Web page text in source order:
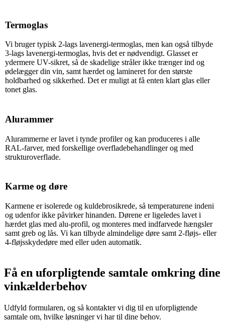
Termoglas
Vi bruger typisk 2-lags lavenergi-termoglas, men kan også tilbyde
3-lags lavenergi-termoglas, hvis det er nødvendigt. Glasset er
ydermere UV-sikret, så de skadelige stråler ikke trænger ind og
ødelægger din vin, samt hærdet og lamineret for den største
holdbarhed og sikkerhed. Det er muligt at få enten klart glas eller
tonet glas.
Alurammer
Alurammerne er lavet i tynde profiler og kan produceres i alle
RAL-farver, med forskellige overfladebehandlinger og med
strukturoverflade.
Karme og døre
Karmene er isolerede og kuldebrosikrede, så temperaturene indeni
og udenfor ikke påvirker hinanden. Dørene er ligeledes lavet i
hærdet glas med alu-profil, og monteres med indfarvede hængsler
samt greb og lås. Vi kan tilbyde almindelige døre samt 2-fløjs- eller
4-fløjsskydedøre med eller uden automatik.
Få en uforpligtende samtale omkring dine
vinkælderbehov
Udfyld formularen, og så kontakter vi dig til en uforpligtende
samtale om, hvilke løsninger vi har til dine behov.